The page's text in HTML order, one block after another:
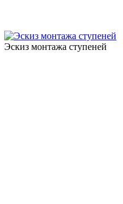
Эскиз монтажа ступеней